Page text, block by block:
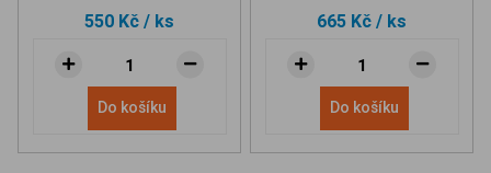
550 Kč / ks
Do košíku
665 Kč / ks
Do košíku